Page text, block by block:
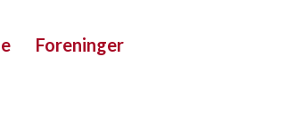
Foreninger